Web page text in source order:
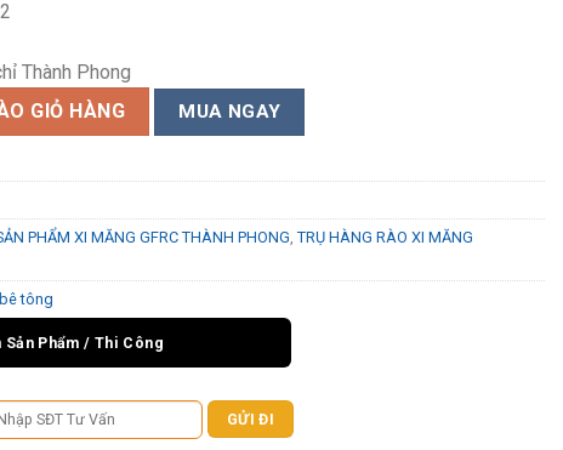
Thành Phong
số lượng
GIỎ HÀNG MUA NGAY
PHẨM XI MĂNG GFRC THÀNH PHONG TRỤ HÀNG RÀO XI MĂNG
tông
Sản Phẩm / Thi Công